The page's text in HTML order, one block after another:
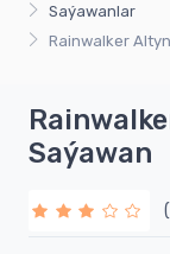
Saýawanlar
Rainwalker
Saýawan